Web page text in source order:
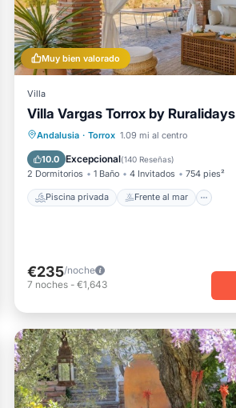
Muy bien valorado
Villa
Villa Vargas Torrox by Ruralidays
Andalusia · Torrox 1.09 mi al centro
10.0 Excepcional(140 Reseñas)
2 Dormitorios 1 Baño 4 Invitados 754 pies²
Piscina privada Frente al mar
Piscina privada
Frente al mar
Chimenea/Calefacción
€235/noche
7 noches - €1,643